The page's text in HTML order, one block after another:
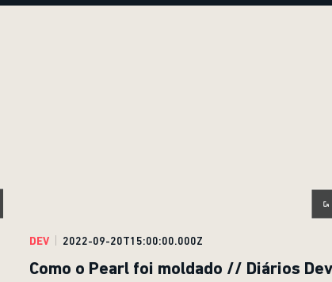
DEV 2022-09-20T15:00:00.000Z
Como o Pearl foi moldado // Diários Dev